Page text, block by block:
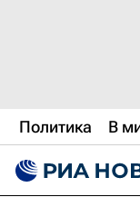
Политика В